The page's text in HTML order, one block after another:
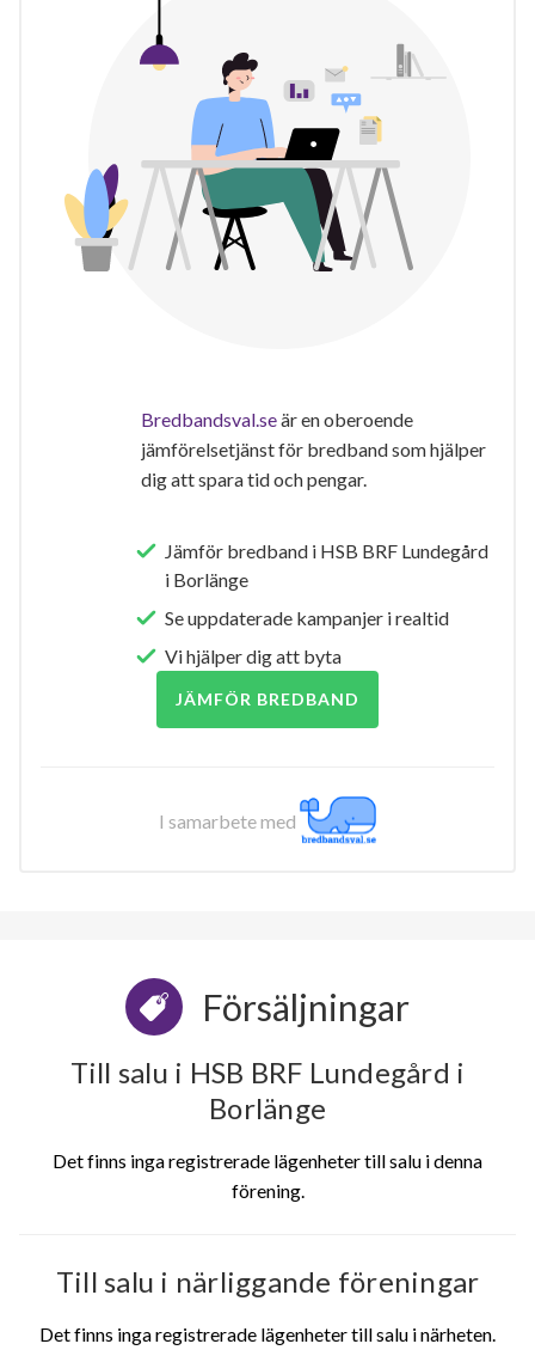
Bredbandsval.seär en oberoende
jämförelsetjänst för bredband som hjälper
dig att spara tid och pengar.
Jämför bredband i HSB BRF Lundegård
i Borlänge
Se uppdaterade kampanjer i realtid
Vi hjälper dig att byta
JÄMFÖR BREDBAND
I samarbete med
Försäljningar
Till salu i HSB BRF Lundegård i
Borlänge
Det finns inga registrerade lägenheter till salu i denna
förening.
Till salu i närliggande föreningar
Det finns inga registrerade lägenheter till salu i närheten.